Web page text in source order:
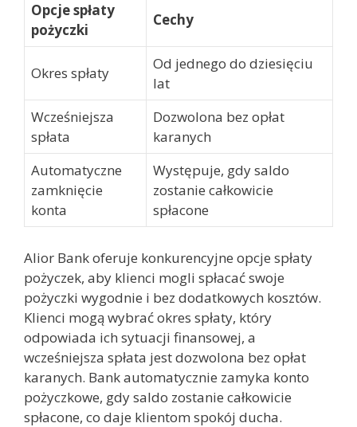
Opcje spłaty
pożyczki
Cechy
Okres spłaty
Od jednego do dziesięciu
lat
Wcześniejsza
spłata
Dozwolona bez opłat
karanych
Automatyczne
zamknięcie
konta
Występuje, gdy saldo
zostanie całkowicie
spłacone
Alior Bank oferuje konkurencyjne opcje spłaty
pożyczek, aby klienci mogli spłacać swoje
pożyczki wygodnie i bez dodatkowych kosztów.
Klienci mogą wybrać okres spłaty, który
odpowiada ich sytuacji finansowej, a
wcześniejsza spłata jest dozwolona bez opłat
karanych. Bank automatycznie zamyka konto
pożyczkowe, gdy saldo zostanie całkowicie
spłacone, co daje klientom spokój ducha.